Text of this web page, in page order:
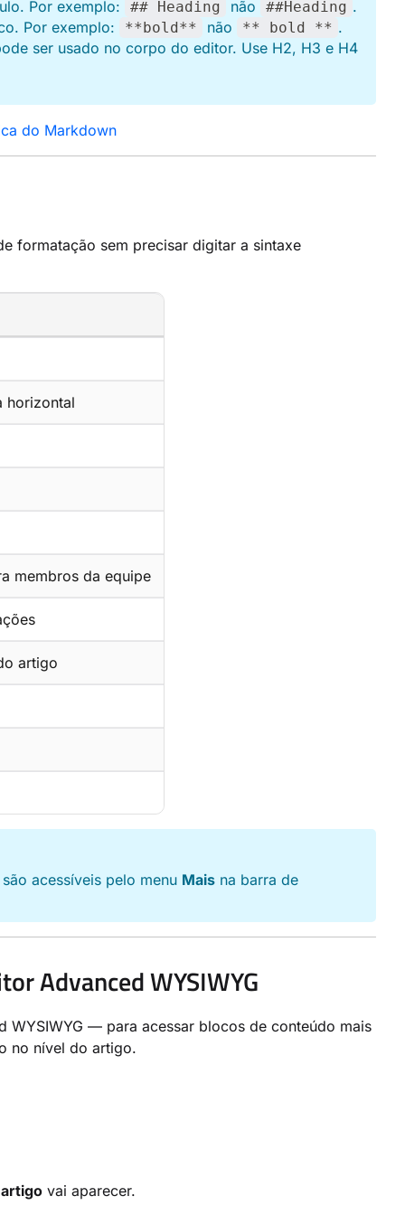
Por exemplo: ## Heading não ##Heading .
Por exemplo: **bold** não ** bold ** .
ser usado no corpo do editor. Use H2, H3 e H4
do Markdown
formatação sem precisar digitar a sintaxe
horizontal
membros da equipe
artigo
acessíveis pelo menu Mais na barra de
Advanced WYSIWYG
— para acessar blocos de conteúdo mais
no nível do artigo.
vai aparecer.